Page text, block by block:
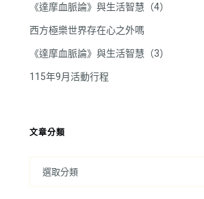
《達摩血脈論》與生活智慧（4）
西方極樂世界存在心之外嗎
《達摩血脈論》與生活智慧（3）
115年9月活動行程
文章分類